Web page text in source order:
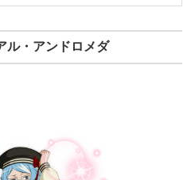
ル・アンドロメダ